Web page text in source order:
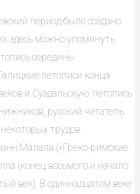
период было создано
здесь можно упомянуть
середины
летописи конца
и Суздальскую летопись
русский читатель
трудов
Малала («Греко-римские
(конец восьмого и начало
век). В одиннадцатом веке